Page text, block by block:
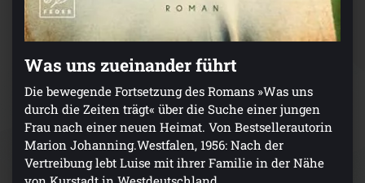
Was uns zueinander führt
Die bewegende Fortsetzung des Romans »Was uns
durch die Zeiten trägt« über die Suche einer jungen
Frau nach einer neuen Heimat. Von Bestsellerautorin
Marion Johanning.Westfalen, 1956: Nach der
Vertreibung lebt Luise mit ihrer Familie in der Nähe